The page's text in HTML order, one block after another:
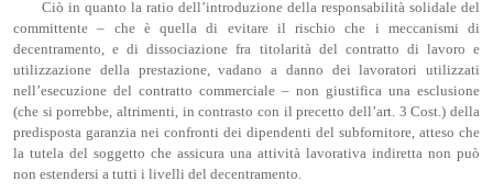
Ciò in quanto la ratio dell’introduzione della responsabilità solidale del
committente – che è quella di evitare il rischio che i meccanismi di
decentramento, e di dissociazione fra titolarità del contratto di lavoro e
utilizzazione della prestazione, vadano a danno dei lavoratori utilizzati
nell’esecuzione del contratto commerciale – non giustifica una esclusione
(che si porrebbe, altrimenti, in contrasto con il precetto dell’art. 3 Cost.) della
predisposta garanzia nei confronti dei dipendenti del subfornitore, atteso che
la tutela del soggetto che assicura una attività lavorativa indiretta non può
non estendersi a tutti i livelli del decentramento.